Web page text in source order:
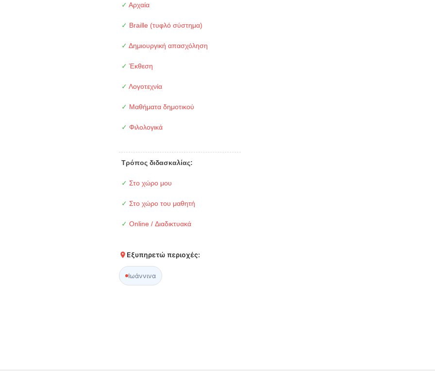
✓ Αρχαία
✓ Braille (τυφλό σύστημα)
✓ Δημιουργική απασχόληση
✓ Έκθεση
✓ Λογοτεχνία
✓ Μαθήματα δημοτικού
✓ Φιλολογικά
Τρόπος διδασκαλίας:
✓ Στο χώρο μου
✓ Στο χώρο του μαθητή
✓ Online / Διαδικτυακά
Εξυπηρετώ περιοχές:
Ιωάννινα